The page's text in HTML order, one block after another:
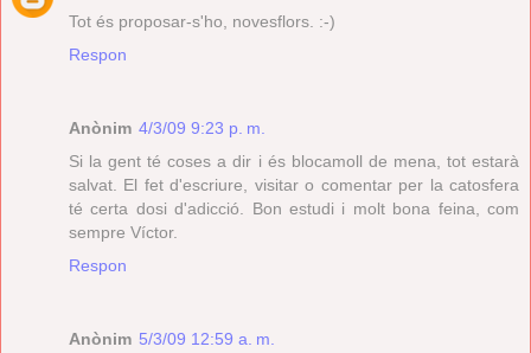
Tot és proposar-s'ho, novesflors. :-)
Respon
Anònim 4/3/09 9:23 p. m.
Si la gent té coses a dir i és blocamoll de mena, tot estarà
salvat. El fet d'escriure, visitar o comentar per la catosfera
té certa dosi d'adicció. Bon estudi i molt bona feina, com
sempre Víctor.
Respon
Anònim 5/3/09 12:59 a. m.